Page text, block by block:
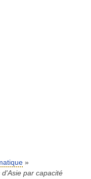
»
par capacité